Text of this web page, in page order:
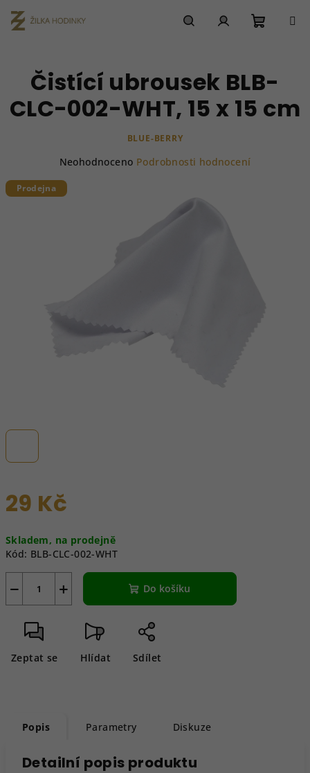
na
obsah
košík
29 Kč
cena:
Skladem, na prodejně
Kód: BLB-CLC-002-WHT
+
− Do košíku
Zeptat se Hlídat Sdílet
Čistící ubrousek BLB-
CLC-002-WHT, 15 x 15 cm
BLUE-BERRY
produktu
Neohodnoceno Podrobnosti hodnocení
Prodejna
Popis Parametry Diskuze
Detailní popis produktu